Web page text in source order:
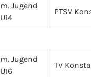
m. Jugend
U14
PTSV
m. Jugend
U16
TV